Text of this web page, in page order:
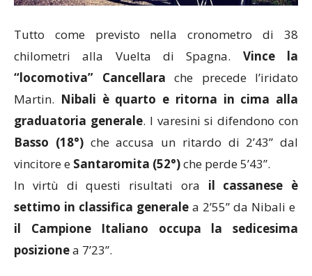
Tutto come previsto nella cronometro di 38
chilometri alla Vuelta di Spagna. Vince la
“locomotiva” Cancellara che precede l’iridato
Martin. Nibali è quarto e ritorna in cima alla
graduatoria generale. I varesini si difendono con
Basso (18°)che accusa un ritardo di 2’43” dal
vincitore e Santaromita (52°)che perde 5’43”.
In virtù di questi risultati ora il cassanese è
settimo in classifica generale a 2’55” da Nibali e
il Campione Italiano occupa la sedicesima
posizionea 7’23”.